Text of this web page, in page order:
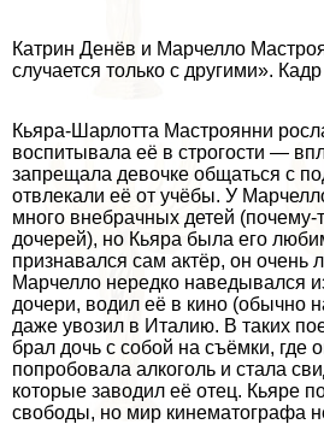
Катрин Денёв и Марчелло
случается только с другими».
Кьяра-Шарлотта Мастроянни
воспитывала её в строгости —
запрещала дeвoчке общаться с
отвлекали её от учёбы. У
много внебрачных детей (почему-
дочерей), но Кьяра была его
признавался сам актёр, он очень
Марчелло нередко наведывался
дочери, водил её в кино (обычно
даже увозил в Италию. В таких
брал дочь с собой на съёмки, где
попробовала алкоголь и стала
которые заводил её отец. Кьяре
свободы, но мир кинематографа